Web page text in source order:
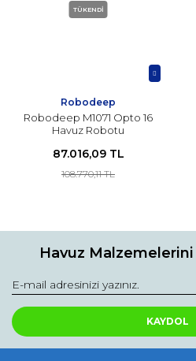
TÜKENDİ
Robodeep
Robodeep M1071 Opto 16
Havuz Robotu
87.016,09 TL
108.770,11 TL
Havuz
KAYDOL